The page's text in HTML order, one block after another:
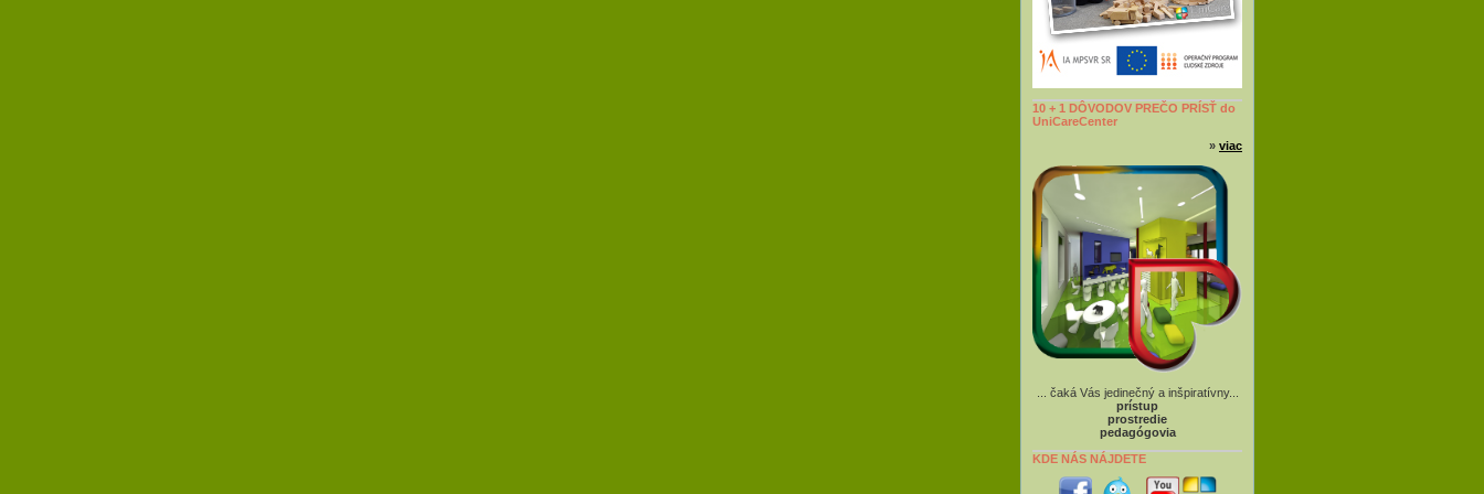
10 + 1 DÔVODOV PREČO PRÍSŤ do
UniCareCenter
» viac
... čaká Vás jedinečný a inšpiratívny...
prístup
prostredie
pedagógovia
KDE NÁS NÁJDETE